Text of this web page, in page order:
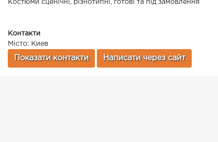
Костюми сценічні, різнотипні, готові та під замовлення
Контакти
Місто: Киев
Показати контакти Написати через сайт